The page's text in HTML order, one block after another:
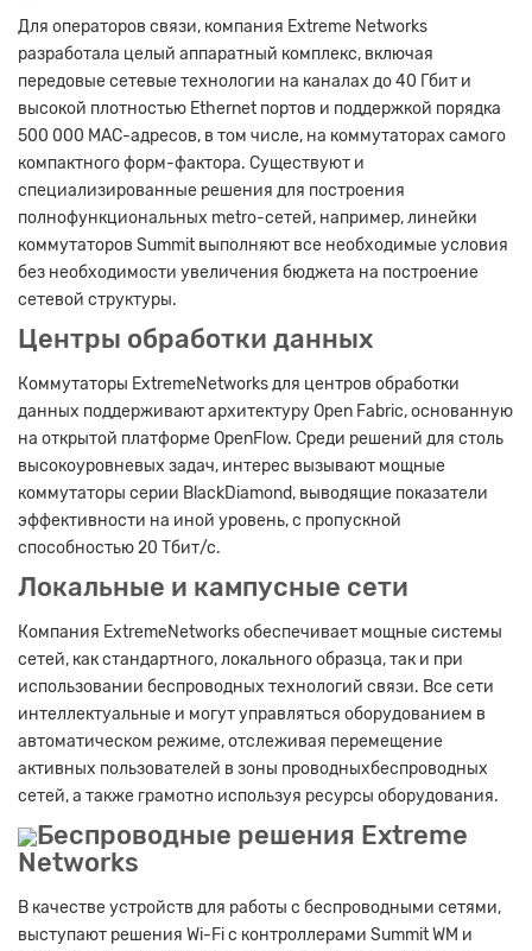
Для операторов связи, компания Extreme Networks
разработала целый аппаратный комплекс, включая
передовые сетевые технологии на каналах до 40 Гбит и
высокой плотностью Ethernet портов и поддержкой порядка
500 000 MAC-адресов, в том числе, на коммутаторах самого
компактного форм-фактора. Существуют и
специализированные решения для построения
полнофункциональных metro-сетей, например, линейки
коммутаторов Summit выполняют все необходимые условия
без необходимости увеличения бюджета на построение
сетевой структуры.
Центры обработки данных
Коммутаторы ExtremeNetworks для центров обработки
данных поддерживают архитектуру Open Fabric, основанную
на открытой платформе OpenFlow. Среди решений для столь
высокоуровневых задач, интерес вызывают мощные
коммутаторы серии BlackDiamond, выводящие показатели
эффективности на иной уровень, с пропускной
способностью 20 Тбит/с.
Локальные и кампусные сети
Компания ExtremeNetworks обеспечивает мощные системы
сетей, как стандартного, локального образца, так и при
использовании беспроводных технологий связи. Все сети
интеллектуальные и могут управляться оборудованием в
автоматическом режиме, отслеживая перемещение
активных пользователей в зоны проводныхбеспроводных
сетей, а также грамотно используя ресурсы оборудования.
Беспроводные решения Extreme
Networks
В качестве устройств для работы с беспроводными сетями,
выступают решения Wi-Fi с контроллерами Summit WM и